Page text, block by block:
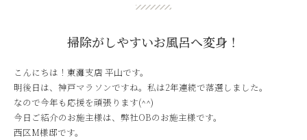
掃除がしやすいお風呂へ変身！
こんにちは！東灘支店 平山です。
明後日は、神戸マラソンですね。私は2年連続で落選しました。
なので今年も応援を頑張ります(^^)
今日ご紹介のお施主様は、弊社OBのお施主様です。
西区M様邸です。